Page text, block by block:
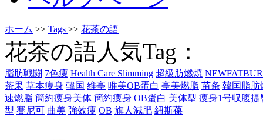
ホーム >> Tags >> 花茶の語
花茶の語人気Tag：
脂肪戦闘 7色痩 Health Care Slimming 超級肪燃焼
茶果 草本痩身 韓国 維亭 唯美OB蛋白 亭美燃脂 苗条 韓国脂肪
速燃脂 簡約痩身美体 簡約痩身 OB蛋白 美体型 痩身1号収腹提
型 賽尼可 曲美 強效痩 OB 旗人減肥 紐斯葆